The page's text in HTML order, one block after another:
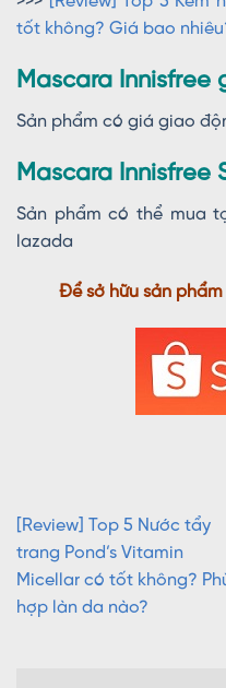
tốt không? Giá bao
Mascara Innisfree
Sản phẩm có giá giao
Mascara Innisfree
Sản phẩm có thể mua
lazada
Để sở hữu sản
[Review] Top 5 Nước tẩy
trang Pond’s Vitamin
Micellar có tốt không?
hợp làn da nào?